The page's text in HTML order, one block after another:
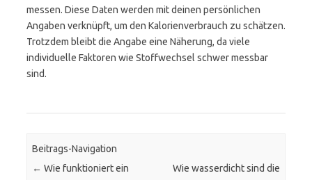
messen. Diese Daten werden mit deinen persönlichen
Angaben verknüpft, um den Kalorienverbrauch zu schätzen.
Trotzdem bleibt die Angabe eine Näherung, da viele
individuelle Faktoren wie Stoffwechsel schwer messbar
sind.
Beitrags-Navigation
← Wie funktioniert ein
Wie wasserdicht sind die